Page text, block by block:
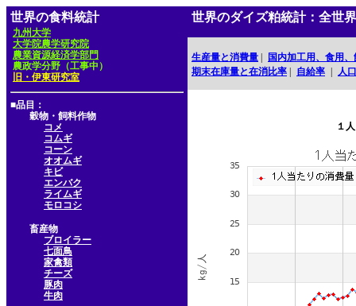
世界の食料統計
九州大学
大学院農学研究院
農業資源経済学部門
農政学分野（工事中）
旧・伊東研究室
■品目：
穀物・飼料作物
コメ
コムギ
コーン
オオムギ
キビ
エンバク
ライムギ
モロコシ
畜産物
ブロイラー
七面鳥
家禽類
チーズ
豚肉
牛肉
世界のダイズ粕統計：全世界
生産量と消費量
国内加工用、食用
期末在庫量と在消比率
自給率 人口
１